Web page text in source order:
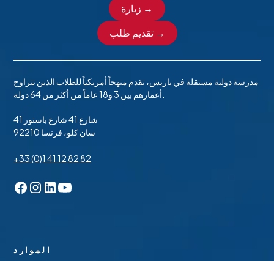
زيارة →
تقديم طلب →
مدرسة دولية مستقلة في باريس، تقدم منهجاً أمريكياً للطلاب الذين تتراوح
41 شارع 41 شارع باستور
92210 سان كلو، فرنسا
+33 (0)1 41 12 82 82
الموارد